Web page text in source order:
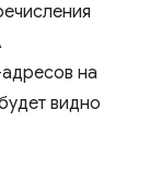
на
видно